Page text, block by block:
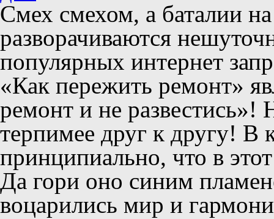
Смех смехом, а баталии
разворачиваются
популярных интернет
«Как пережить ремонт»
ремонт и не
терпимее друг к другу!
принципиально, что в
Да гори оно синим
воцарились мир и